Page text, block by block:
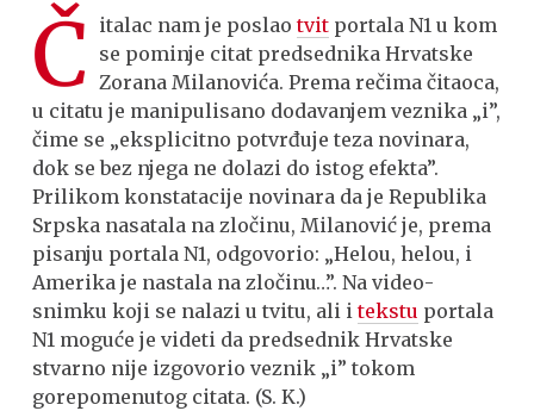
PRIJAVI LAŽNU VEST!
Č italac nam je poslaotvit portala N1 u kom
se pominje citat predsednika Hrvatske
Zorana Milanovića. Prema rečima čitaoca,
u citatu je manipulisano dodavanjem veznika „i”,
čime se „eksplicitno potvrđuje teza novinara,
dok se bez njega ne dolazi do istog efekta”.
Prilikom konstatacije novinara da je Republika
Srpska nasatala na zločinu, Milanović je, prema
pisanju portala N1, odgovorio: „Helou, helou, i
Amerika je nastala na zločinu…”. Na video-
snimku koji se nalazi u tvitu, ali itekstu portala
N1 moguće je videti da predsednik Hrvatske
stvarno nije izgovorio veznik „i” tokom
gorepomenutog citata. (S. K.)